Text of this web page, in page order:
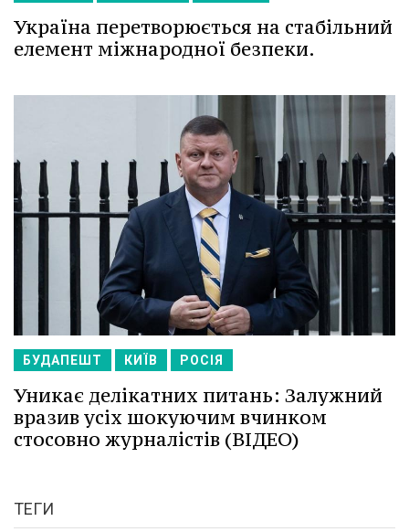
Україна перетворюється на стабільний
елемент міжнародної безпеки.
БУДАПЕШТ КИЇВ РОСІЯ
Уникає делікатних питань: Залужний
вразив усіх шокуючим вчинком
стосовно журналістів (ВІДЕО)
ТЕГИ